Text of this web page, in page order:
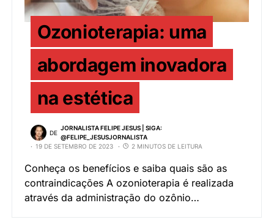
Ozonioterapia: uma
abordagem inovadora
na estética
DE
JORNALISTA FELIPE JESUS | SIGA:
@FELIPE_JESUSJORNALISTA
19 DE SETEMBRO DE 2023
2 MINUTOS DE LEITURA
Conheça os benefícios e saiba quais são as
contraindicações A ozonioterapia é realizada
através da administração do ozônio…